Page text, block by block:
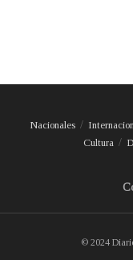
Nacionales
Cultura
© 2024